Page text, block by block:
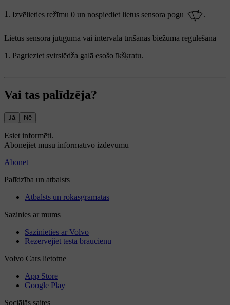
Izvēlieties režīmu 0 un nospiediet lietus sensora pogu .
Lietus sensora jutīguma vai intervāla tīrīšanas biežuma regulēšana
Pagrieziet svirslēdža galā esošo īkšķratu.
Vai tas palīdzēja?
Jā Nē